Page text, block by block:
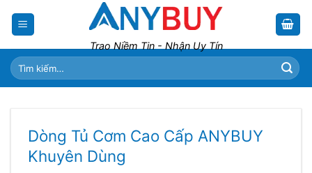
Trao Niềm Tin - Nhận Uy Tín
Tìm
kiếm:
Dòng Tủ Cơm Cao Cấp ANYBUY
Khuyên Dùng